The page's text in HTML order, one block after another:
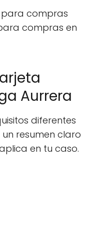
para compras
compras en
Aurrera
diferentes
resumen claro
en tu caso.